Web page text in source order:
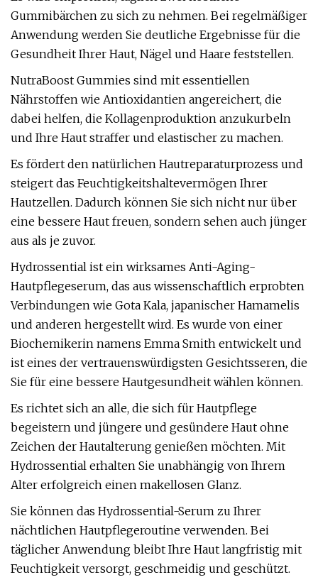
Gummibärchen zu sich zu nehmen. Bei regelmäßiger
Anwendung werden Sie deutliche Ergebnisse für die
Gesundheit Ihrer Haut, Nägel und Haare feststellen.
NutraBoost Gummies sind mit essentiellen
Nährstoffen wie Antioxidantien angereichert, die
dabei helfen, die Kollagenproduktion anzukurbeln
und Ihre Haut straffer und elastischer zu machen.
Es fördert den natürlichen Hautreparaturprozess und
steigert das Feuchtigkeitshaltevermögen Ihrer
Hautzellen. Dadurch können Sie sich nicht nur über
eine bessere Haut freuen, sondern sehen auch jünger
aus als je zuvor.
Hydrossential ist ein wirksames Anti-Aging-
Hautpflegeserum, das aus wissenschaftlich erprobten
Verbindungen wie Gota Kala, japanischer Hamamelis
und anderen hergestellt wird. Es wurde von einer
Biochemikerin namens Emma Smith entwickelt und
ist eines der vertrauenswürdigsten Gesichtsseren, die
Sie für eine bessere Hautgesundheit wählen können.
Es richtet sich an alle, die sich für Hautpflege
begeistern und jüngere und gesündere Haut ohne
Zeichen der Hautalterung genießen möchten. Mit
Hydrossential erhalten Sie unabhängig von Ihrem
Alter erfolgreich einen makellosen Glanz.
Sie können das Hydrossential-Serum zu Ihrer
nächtlichen Hautpflegeroutine verwenden. Bei
täglicher Anwendung bleibt Ihre Haut langfristig mit
Feuchtigkeit versorgt, geschmeidig und geschützt.